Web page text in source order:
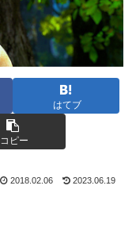
はてブ
コピー
2018.02.06 2023.06.19